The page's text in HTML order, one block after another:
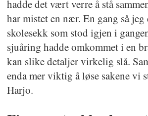
hadde det vært verre å stå
har mistet en nær. En gang så jeg
skolesekk som stod igjen i
sjuåring hadde omkommet i en
kan slike detaljer virkelig slå.
enda mer viktig å løse sakene vi
Harjo.